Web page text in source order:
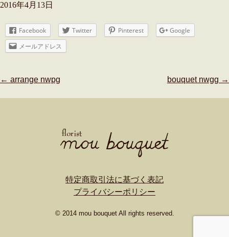
2016年4月13日
Facebook Twitter Pinterest
Google
メールアドレス
Post
← arrange nwpg bouquet nwgg →
特定商取引法に基づく表記
プライバシーポリシー
© 2014 mou bouquet All rights reserved.